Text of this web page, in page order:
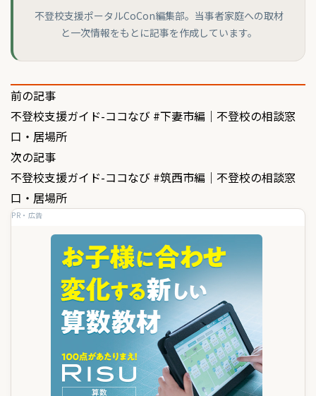
不登校支援ポータルCoCon編集部。当事者家庭への取材
と一次情報をもとに記事を作成しています。
投
稿
ナ
ビ
ゲ
前の記事
不登校支援ガイド-ココなび #下妻市編｜不登校の相談窓
口・居場所
次の記事
不登校支援ガイド-ココなび #筑西市編｜不登校の相談窓
口・居場所
PR・広告